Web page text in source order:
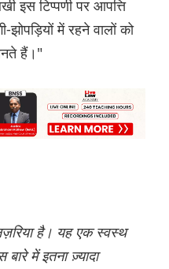
इस टिप्पणी पर आपत्ति
में रहने वालों को
हैं।"
है। यह एक स्वस्थ
में इतना ज़्यादा